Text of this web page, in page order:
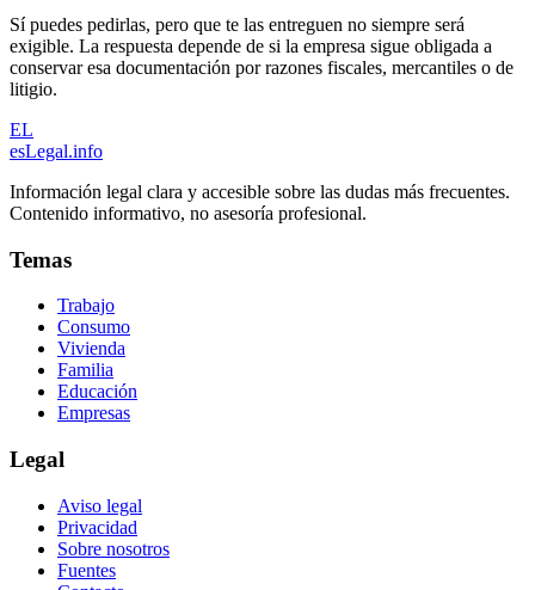
Sí puedes pedirlas, pero que te las entreguen no siempre será
exigible. La respuesta depende de si la empresa sigue obligada a
conservar esa documentación por razones fiscales, mercantiles o de
litigio.
EL
esLegal.info
Información legal clara y accesible sobre las dudas más frecuentes.
Contenido informativo, no asesoría profesional.
Temas
Trabajo
Consumo
Vivienda
Familia
Educación
Empresas
Legal
Aviso legal
Privacidad
Sobre nosotros
Fuentes